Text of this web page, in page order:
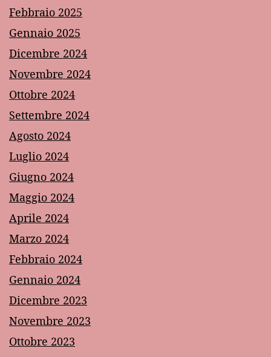
Febbraio 2025
Gennaio 2025
Dicembre 2024
Novembre 2024
Ottobre 2024
Settembre 2024
Agosto 2024
Luglio 2024
Giugno 2024
Maggio 2024
Aprile 2024
Marzo 2024
Febbraio 2024
Gennaio 2024
Dicembre 2023
Novembre 2023
Ottobre 2023